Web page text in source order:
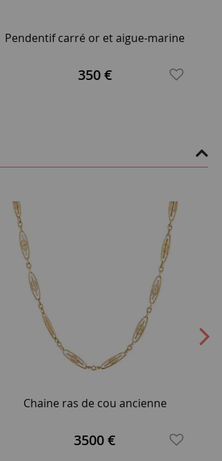
Pendentif carré or et aigue-marine
350 €
Chaine ras de cou ancienne
3500 €